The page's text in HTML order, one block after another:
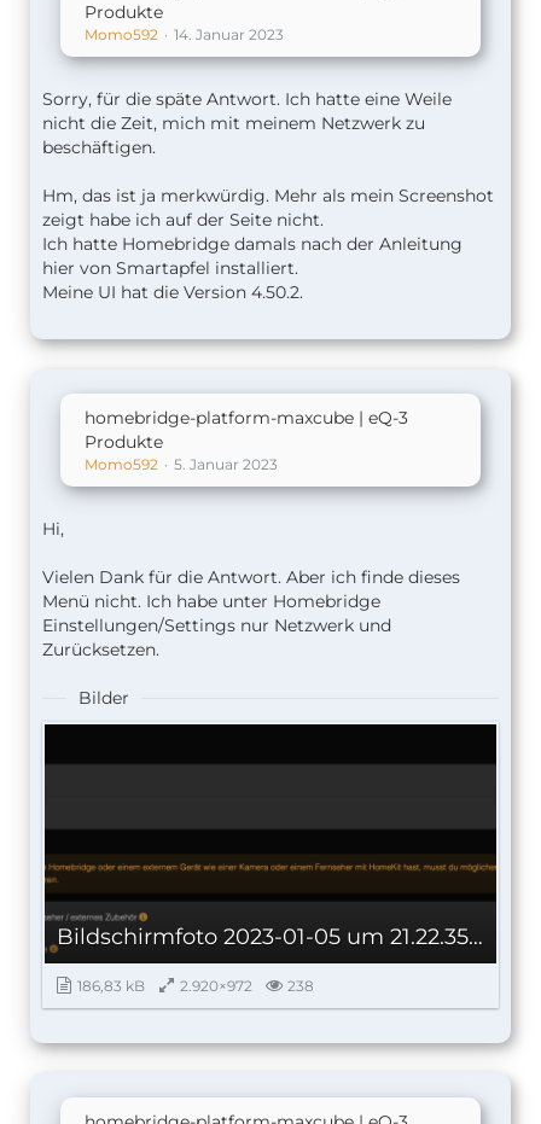
Produkte
Momo592 14. Januar 2023
Sorry, für die späte Antwort. Ich hatte eine Weile
nicht die Zeit, mich mit meinem Netzwerk zu
beschäftigen.
Hm, das ist ja merkwürdig. Mehr als mein Screenshot
zeigt habe ich auf der Seite nicht.
Ich hatte Homebridge damals nach der Anleitung
hier von Smartapfel installiert.
Meine UI hat die Version 4.50.2.
homebridge-platform-maxcube | eQ-3
Produkte
Momo592 5. Januar 2023
Hi,
Vielen Dank für die Antwort. Aber ich finde dieses
Menü nicht. Ich habe unter Homebridge
Einstellungen/Settings nur Netzwerk und
Zurücksetzen.
Bilder
Bildschirm­foto 2023-01-05 um 21.22.35.png
186,83 kB 2.920×972 238